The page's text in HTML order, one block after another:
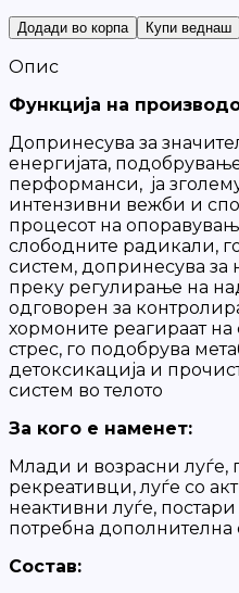
Додади во корпа Купи веднаш
Опис
Функција на
Допринесува за
енергијата,
перформанси, ја
интензивни вежби и
процесот на
слободните радикали,
систем, допринесува за
преку регулирање на
одговорен за
хормоните реагираат
стрес, го подобрува
детоксикација и
систем во телото
За кого е наменет:
Млади и возрасни луѓе,
рекреативци, луѓе со
неактивни луѓе,
потребна дополнителна
Состав: